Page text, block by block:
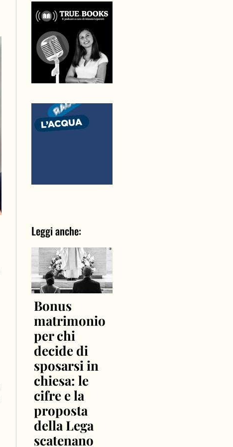
Leggi anche:
Bonus
matrimonio
per chi
decide di
sposarsi in
chiesa: le
cifre e la
proposta
della Lega
scatenano